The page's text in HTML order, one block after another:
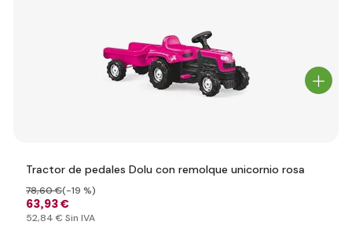
Tractor de pedales Dolu con remolque unicornio rosa
63,93 €
78,60 €(-19 %)
52,84 € Sin IVA